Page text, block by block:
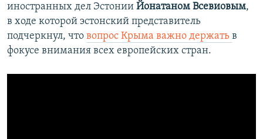
иностранных дел Эстонии Йонатаном Всевиовым,
в ходе которой эстонский представитель
подчеркнул, что вопрос Крыма важно держать в
фокусе внимания всех европейских стран.